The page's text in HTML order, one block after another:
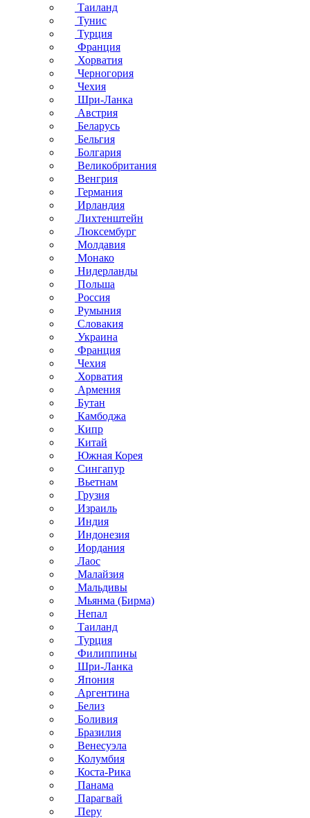
Таиланд
Тунис
Турция
Франция
Хорватия
Черногория
Чехия
Шри-Ланка
Австрия
Беларусь
Бельгия
Болгария
Великобритания
Венгрия
Германия
Ирландия
Лихтенштейн
Люксембург
Молдавия
Монако
Нидерланды
Польша
Россия
Румыния
Словакия
Украина
Франция
Чехия
Хорватия
Армения
Бутан
Камбоджа
Кипр
Китай
Южная Корея
Сингапур
Вьетнам
Грузия
Израиль
Индия
Индонезия
Иордания
Лаос
Малайзия
Мальдивы
Мьянма (Бирма)
Непал
Таиланд
Турция
Филиппины
Шри-Ланка
Япония
Аргентина
Белиз
Боливия
Бразилия
Венесуэла
Колумбия
Коста-Рика
Панама
Парагвай
Перу